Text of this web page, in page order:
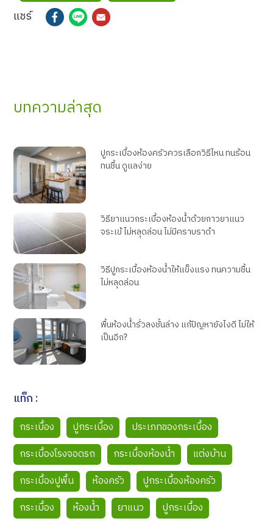
แชร์
บทความล่าสุด
ปูกระเบื้องห้องครัวควรเลือกวิธีไหน ทนร้อน
ทนชื้น ดูแลง่าย
วิธียาแนวกระเบื้องห้องน้ำด้วยกาวยาแนว
จระเข้ ไม่หลุดล่อน ไม่มีคราบราดำ
วิธีปูกระเบื้องห้องน้ำให้แข็งแรง ทนความชื้น
ไม่หลุดล่อน
พื้นห้องน้ำรั่วลงชั้นล่าง แก้ปัญหายังไงดี ไม่ให้
เป็นอีก?
แท็ก :
กระเบื้อง ปูกระเบื้อง
ประเภทของกระเบื้อง
กระเบื้องโรงจอดรถ
กระเบื้องห้องน้ำ
แต่งบ้าน
กระเบื้องปูพื้น
ห้องครัว
ปูกระเบื้องห้องครัว
กระเบื้อง
ห้องน้ำ ยาแนว ปูกระเบื้อง